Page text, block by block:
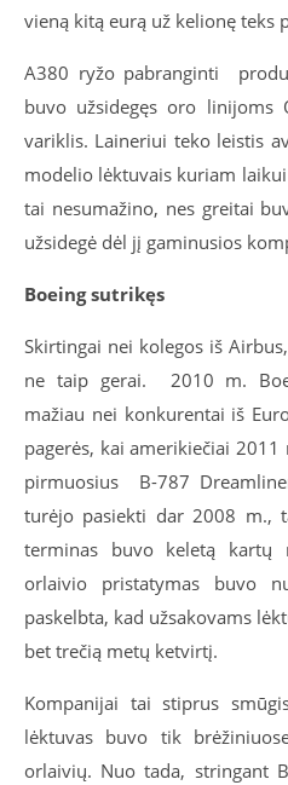
vieną kitą eurą už kelionę teks
А380 ryžo pabranginti
buvo užsidegęs oro linijoms
variklis. Laineriui teko leistis
modelio lėktuvais kuriam
tai nesumažino, nes greitai
užsidegė dėl jį gaminusios
Boeing sutrikęs
Skirtingai nei kolegos iš
ne taip gerai. 2010 m.
mažiau nei konkurentai iš
pagerės, kai amerikiečiai
pirmuosius B-787
turėjo pasiekti dar 2008 m.,
terminas buvo keletą kartų
orlaivio pristatymas buvo
paskelbta, kad užsakovams
bet trečią metų ketvirtį.
Kompanijai tai stiprus
lėktuvas buvo tik
orlaivių. Nuo tada, stringant